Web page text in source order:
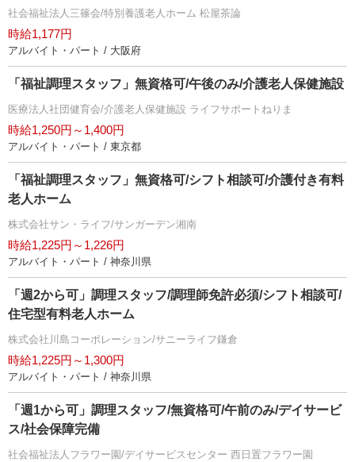
社会福祉法人三篠会/特別養護老人ホーム 松屋茶論
時給1,177円
アルバイト・パート / 大阪府
「福祉調理スタッフ」無資格可/午後のみ/介護老人保健施設
医療法人社団健育会/介護老人保健施設 ライフサポートねりま
時給1,250円～1,400円
アルバイト・パート / 東京都
「福祉調理スタッフ」無資格可/シフト相談可/介護付き有料
老人ホーム
株式会社サン・ライフ/サンガーデン湘南
時給1,225円～1,226円
アルバイト・パート / 神奈川県
「週2から可」調理スタッフ/調理師免許必須/シフト相談可/
住宅型有料老人ホーム
株式会社川島コーポレーション/サニーライフ鎌倉
時給1,225円～1,300円
アルバイト・パート / 神奈川県
「週1から可」調理スタッフ/無資格可/午前のみ/デイサービ
ス/社会保障完備
社会福祉法人フラワー園/デイサービスセンター 西日置フラワー園